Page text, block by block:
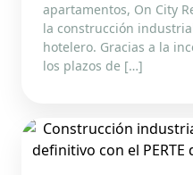
apartamentos, On City
la construcción
hotelero. Gracias a la
los plazos de […]